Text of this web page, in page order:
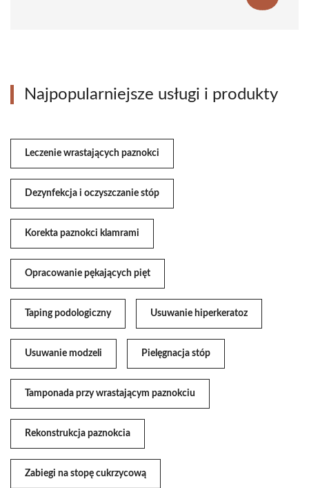
Najpopularniejsze usługi i produkty
Leczenie wrastających paznokci
Dezynfekcja i oczyszczanie stóp
Korekta paznokci klamrami
Opracowanie pękających pięt
Taping podologiczny Usuwanie hiperkeratoz
Usuwanie modzeli Pielęgnacja stóp
Tamponada przy wrastającym paznokciu
Rekonstrukcja paznokcia
Zabiegi na stopę cukrzycową